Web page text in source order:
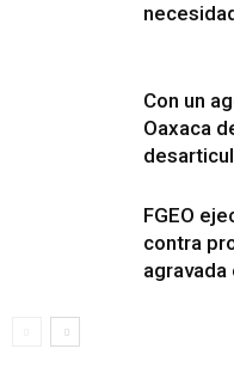
Con un
Oaxaca
FGEO
contra
agravada